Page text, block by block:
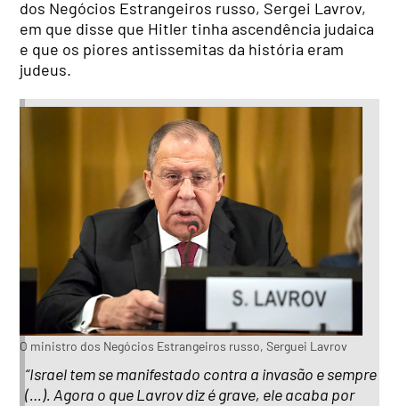
dos Negócios Estrangeiros russo, Sergei Lavrov,
em que disse que Hitler tinha ascendência judaica
e que os piores antissemitas da história eram
judeus.
O ministro dos Negócios Estrangeiros russo, Serguei Lavrov
“Israel tem se manifestado contra a invasão e sempre
(…). Agora o que Lavrov diz é grave, ele acaba por